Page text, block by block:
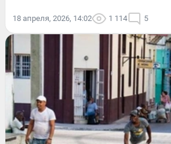
18 апреля, 2026, 14:02 1 114 5